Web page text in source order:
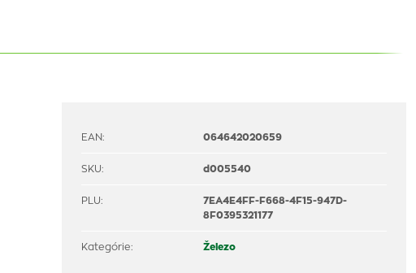
EAN: 064642020659
SKU: d005540
PLU:
7EA4E4FF-F668-4F15-947D-
8F0395321177
Kategórie: Železo